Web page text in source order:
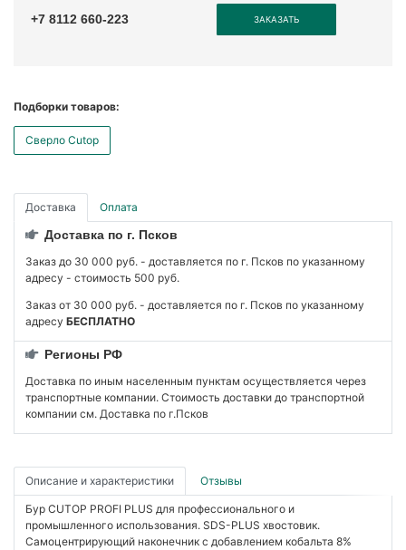
+7 8112 660-223 ЗАКАЗАТЬ
Подборки товаров:
Сверло Cutop
Доставка Оплата
Доставка по г. Псков
Заказ до 30 000 руб. - доставляется по г. Псков по указанному
адресу - стоимость 500 руб.
Заказ от 30 000 руб. - доставляется по г. Псков по указанному
адресу БЕСПЛАТНО
Регионы РФ
Доставка по иным населенным пунктам осуществляется через
транспортные компании. Стоимость доставки до транспортной
компании см. Доставка по г.Псков
Описание и характеристики Отзывы
Бур CUTOP PROFI PLUS для профессионального и
промышленного использования. SDS-PLUS хвостовик.
Самоцентрирующий наконечник с добавлением кобальта 8%